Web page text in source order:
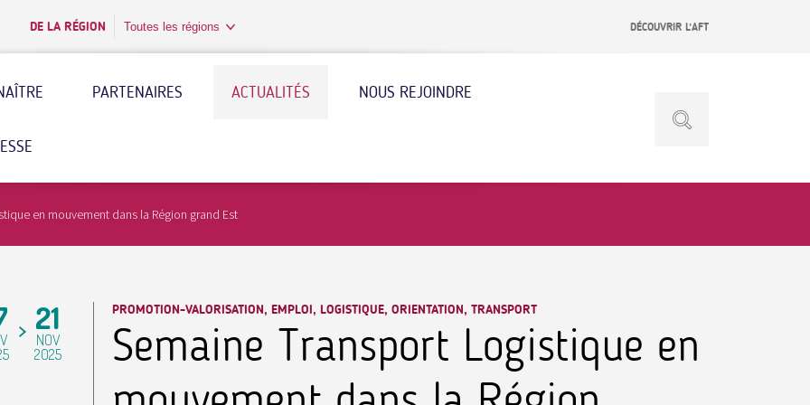
DE LA RÉGION Toutes les régions DÉCOUVRIR L’AFT
PARTENAIRES ACTUALITÉS NOUS REJOINDRE
en mouvement dans la Région grand Est
21
NOV
2025
PROMOTION-VALORISATION, EMPLOI, LOGISTIQUE, ORIENTATION, TRANSPORT
Semaine Transport Logistique en